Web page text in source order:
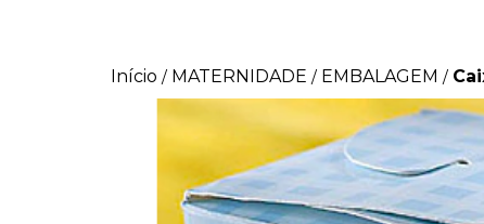
Início / MATERNIDADE / EMBALAGEM /